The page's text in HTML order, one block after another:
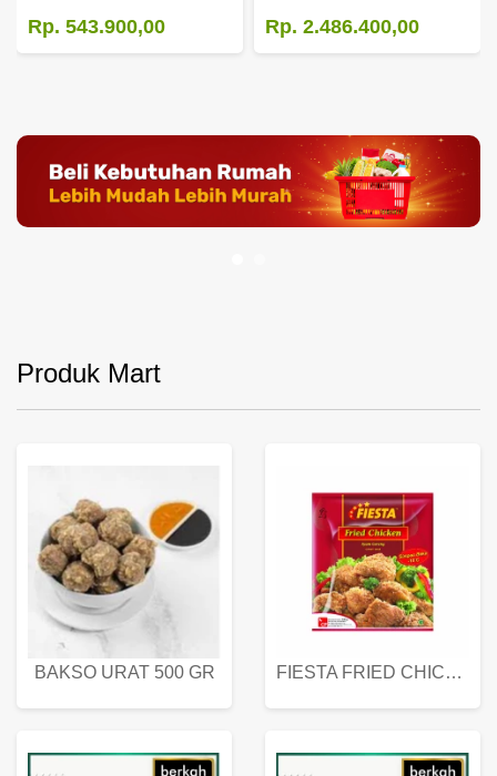
Rp. 543.900,00 Rp. 2.486.400,00
Produk Mart
BAKSO URAT 500 GR FIESTA FRIED CHICKEN 500 GR